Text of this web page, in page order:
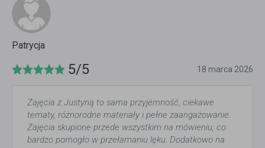
Patrycja
5/5 18 marca 2026
Zajęcia z Justyną to sama przyjemność, ciekawe
tematy, różnorodne materiały i pełne zaangażowanie.
Zajęcia skupione przede wszystkim na mówieniu, co
bardzo pomogło w przełamaniu lęku. Dodatkowo na